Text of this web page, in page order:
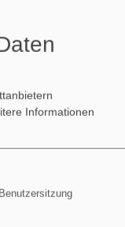
Informationen